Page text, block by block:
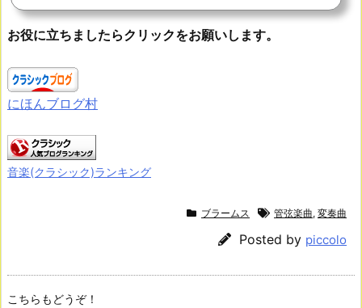
７９０年、３０年近くに渡って仕えてきたエステルハージ家のニコラウス公が亡くなると、
後を継いだ次の当主が音楽に関心がなかったため、ハイドンは年金と引き換えにエステルハ
ージ家の楽団の楽長の職を辞することになります。１７９１年、ドイツ出身の音楽家で音楽
お役に立ちましたらクリックをお願いします。
にほんブログ村
音楽(クラシック)ランキング
ブラームス 管弦楽曲, 変奏曲
Posted by piccolo
こちらもどうぞ！